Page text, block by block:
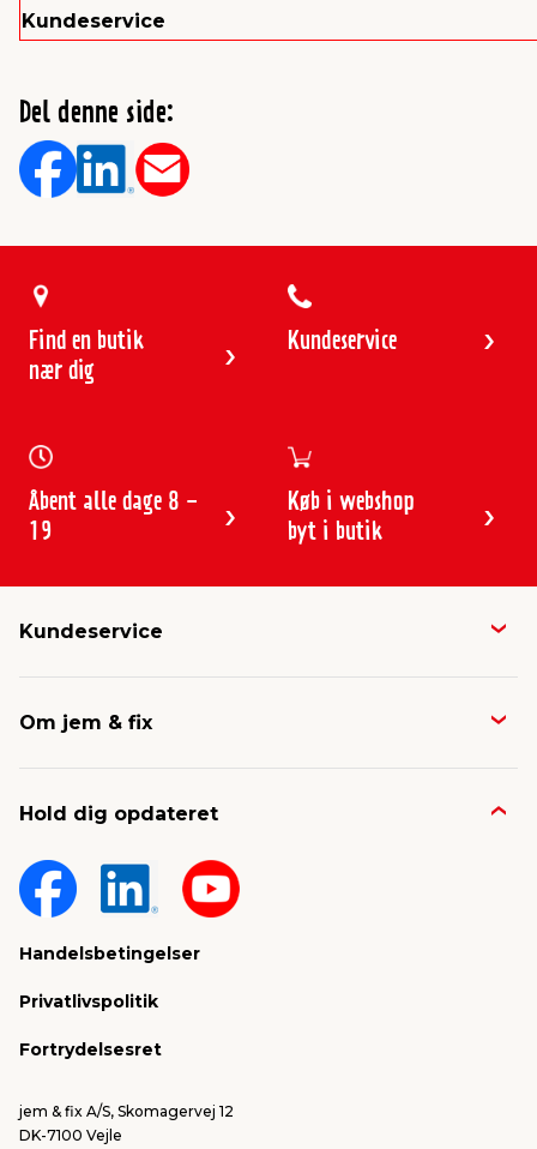
Kundeservice
Del denne side:
Find en butik
nær dig
Kundeservice
Åbent alle dage 8 -
19
Køb i webshop
byt i butik
Kundeservice
Avisen
Fragt & levering
Om jem & fix
Nyheder & presse
Om jem & fix
Sponsorater & projekter
Hold dig opdateret
Handelsbetingelser
Privatlivspolitik
Fortrydelsesret
jem & fix A/S, Skomagervej 12
DK-7100 Vejle